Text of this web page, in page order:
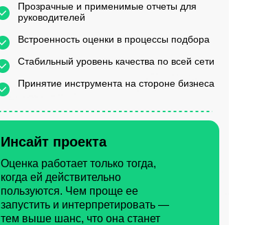
Оценка работает только тогда,
когда ей действительно
пользуются. Чем проще ее
запустить и интерпретировать —
тем выше шанс, что она станет
Прозрачные и применимые отчеты для
руководителей
Встроенность оценки в процессы подбора
Стабильный уровень качества по всей сети
Принятие инструмента на стороне бизнеса
Инсайт проекта